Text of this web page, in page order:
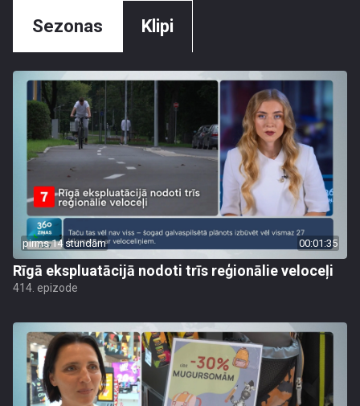
Sezonas Klipi
pirms 14 stundām 00:01:35
Rīgā ekspluatācijā nodoti trīs reģionālie veloceļi
414. epizode